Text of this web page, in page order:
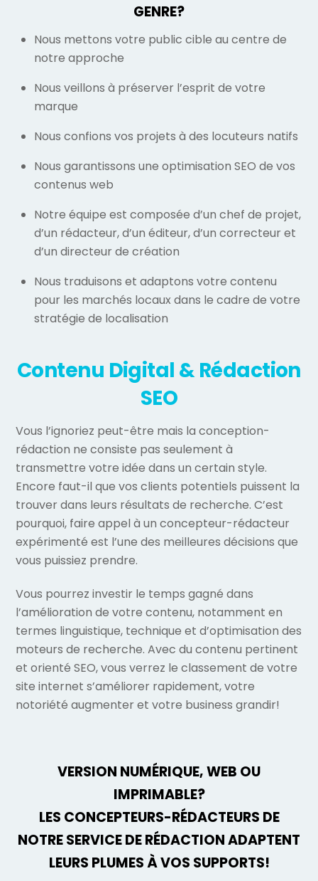
GENRE?
Nous mettons votre public cible au centre de
notre approche
Nous veillons à préserver l’esprit de votre
marque
Nous confions vos projets à des locuteurs natifs
Nous garantissons une optimisation SEO de vos
contenus web
Notre équipe est composée d’un chef de projet,
d’un rédacteur, d’un éditeur, d’un correcteur et
d’un directeur de création
Nous traduisons et adaptons votre contenu
pour les marchés locaux dans le cadre de votre
stratégie de localisation
Contenu Digital & Rédaction
SEO
Vous l’ignoriez peut-être mais la conception-
rédaction ne consiste pas seulement à
transmettre votre idée dans un certain style.
Encore faut-il que vos clients potentiels puissent la
trouver dans leurs résultats de recherche. C’est
pourquoi, faire appel à un concepteur-rédacteur
expérimenté est l’une des meilleures décisions que
vous puissiez prendre.
Vous pourrez investir le temps gagné dans
l’amélioration de votre contenu, notamment en
termes linguistique, technique et d’optimisation des
moteurs de recherche. Avec du contenu pertinent
et orienté SEO, vous verrez le classement de votre
site internet s’améliorer rapidement, votre
notoriété augmenter et votre business grandir!
VERSION NUMÉRIQUE, WEB OU
IMPRIMABLE?
LES CONCEPTEURS-RÉDACTEURS DE
NOTRE SERVICE DE RÉDACTION ADAPTENT
LEURS PLUMES À VOS SUPPORTS!